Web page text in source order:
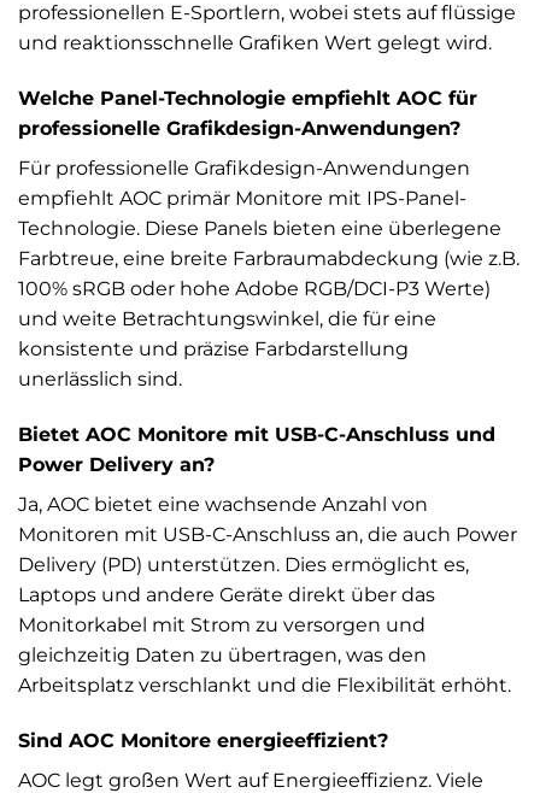
professionellen E-Sportlern, wobei stets auf flüssige
und reaktionsschnelle Grafiken Wert gelegt wird.
Welche Panel-Technologie empfiehlt AOC für
professionelle Grafikdesign-Anwendungen?
Für professionelle Grafikdesign-Anwendungen
empfiehlt AOC primär Monitore mit IPS-Panel-
Technologie. Diese Panels bieten eine überlegene
Farbtreue, eine breite Farbraumabdeckung (wie z.B.
100% sRGB oder hohe Adobe RGB/DCI-P3 Werte)
und weite Betrachtungswinkel, die für eine
konsistente und präzise Farbdarstellung
unerlässlich sind.
Bietet AOC Monitore mit USB-C-Anschluss und
Power Delivery an?
Ja, AOC bietet eine wachsende Anzahl von
Monitoren mit USB-C-Anschluss an, die auch Power
Delivery (PD) unterstützen. Dies ermöglicht es,
Laptops und andere Geräte direkt über das
Monitorkabel mit Strom zu versorgen und
gleichzeitig Daten zu übertragen, was den
Arbeitsplatz verschlankt und die Flexibilität erhöht.
Sind AOC Monitore energieeffizient?
AOC legt großen Wert auf Energieeffizienz. Viele